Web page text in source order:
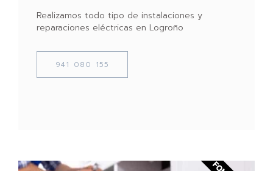
Realizamos todo tipo de instalaciones y
reparaciones eléctricas en Logroño
941 080 155